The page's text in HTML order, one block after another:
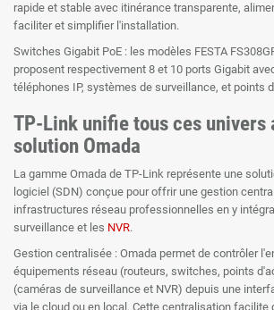
rapide et stable avec itinérance transparente,
faciliter et simplifier l'installation.
Switches Gigabit PoE : les modèles FESTA
proposent respectivement 8 et 10 ports Gigabit
téléphones IP, systèmes de surveillance, et points
TP-Link unifie tous ces univers
solution Omada
La gamme Omada de TP-Link représente une
logiciel (SDN) conçue pour offrir une gestion
infrastructures réseau professionnelles en y
surveillance et les NVR.
Gestion centralisée : Omada permet de contrôler
équipements réseau (routeurs, switches, points
(caméras de surveillance et NVR) depuis une
via le cloud ou en local. Cette centralisation facilite